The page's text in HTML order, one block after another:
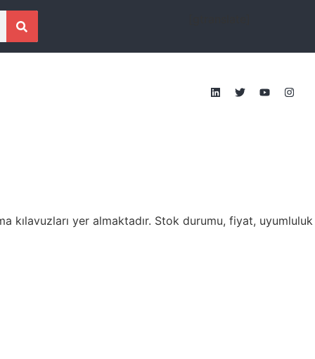
yer almaktadır. Stok durumu, fiyat, uyumluluk